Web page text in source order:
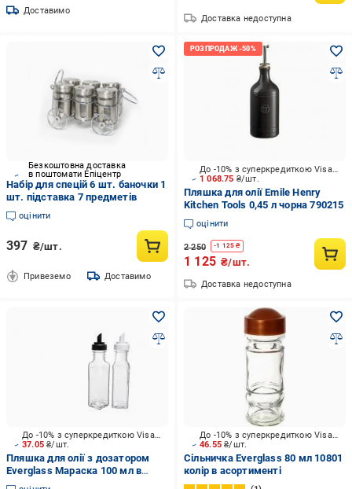
Доставимо
Доставка недоступна
Безкоштовна доставка
в поштомати Епіцентр
Набір для спецій 6 шт. баночки 1
шт. підставка 7 предметів
оцінити
397 ₴/шт.
Привеземо Доставимо
1 068.75 ₴/шт.
До -10% з суперкредиткою Visa Вигода
Пляшка для олії Emile Henry
Kitchen Tools 0,45 л чорна 790215
оцінити
2 250 -1 125 ₴
1 125 ₴/шт.
Доставка недоступна
37.05₴/шт.
До -10% з суперкредиткою Visa Вигода
Пляшка для олії з дозатором
Everglass Мараска 100 мл в
асортименті
46.55₴/шт.
До -10% з суперкредиткою Visa Вигода
Сільничка Everglass 80 мл 10801
колір в асортименті